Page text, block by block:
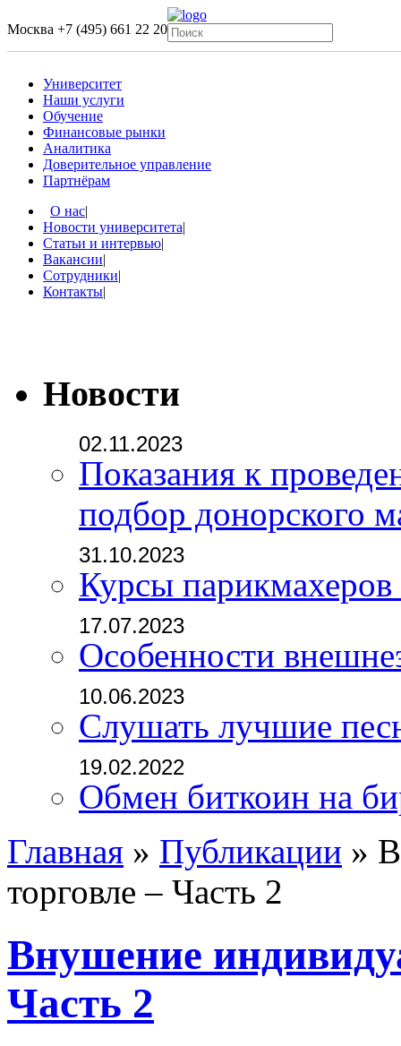
Москва +7 (495) 661 22 20
Университет
Наши услуги
Обучение
Финансовые рынки
Аналитика
Доверительное управление
Партнёрам
О нас|
Новости университета|
Статьи и интервью|
Вакансии|
Сотрудники|
Контакты|
Новости
02.11.2023
Показания к
подбор донорского
31.10.2023
Курсы
17.07.2023
Особенности
10.06.2023
Слушать лучшие
19.02.2022
Обмен биткоин на
Главная » Публикации »
торговле – Часть 2
Внушение
Часть 2